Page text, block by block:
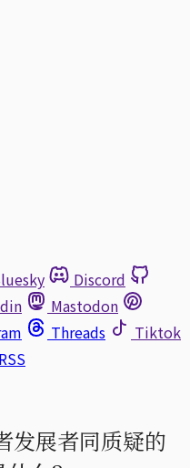
Discord
Mastodon
Threads
Tiktok
RSS
发展者同质疑的